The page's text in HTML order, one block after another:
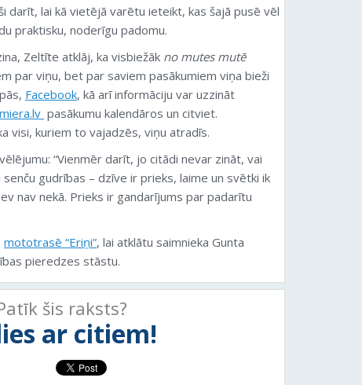
darīt, lai kā vietējā varētu ieteikt, kas šajā pusē vēl
praktisku, noderīgu padomu.
Zeltīte atklāj, ka visbiežāk no mutes mutē
par viņu, bet par saviem pasākumiem viņa bieži
Facebook, kā arī informāciju var uzzināt
pasākumu kalendāros un citviet.
visi, kuriem to vajadzēs, viņu atradīs.
“Vienmēr darīt, jo citādi nevar zināt, vai
gudrības – dzīve ir prieks, laime un svētki ik
nav nekā. Prieks ir gandarījums par padarītu
mototrasē “Eriņi”, lai atklātu saimnieka Gunta
pieredzes stāstu.
šis raksts?
ar citiem!